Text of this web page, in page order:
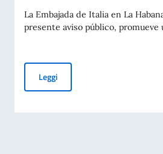
La Embajada de Italia en La
presente aviso público, promueve
LeggiInvestigación exploratoria